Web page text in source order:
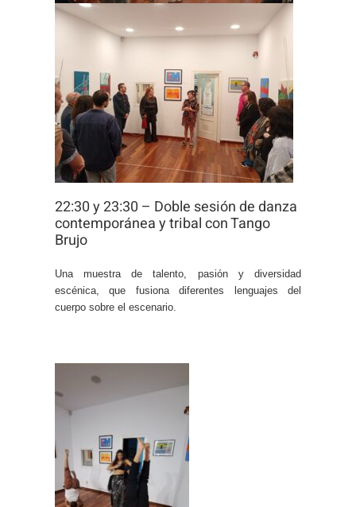
22:30 y 23:30 – Doble sesión de danza
contemporánea y tribal con Tango
Brujo
Una muestra de talento, pasión y diversidad
escénica, que fusiona diferentes lenguajes del
cuerpo sobre el escenario.